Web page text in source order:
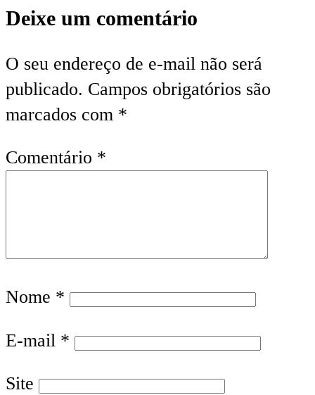
Deixe um comentário
O seu endereço de e-mail não será
publicado. Campos obrigatórios são
marcados com *
Comentário *
Nome *
E-mail *
Site